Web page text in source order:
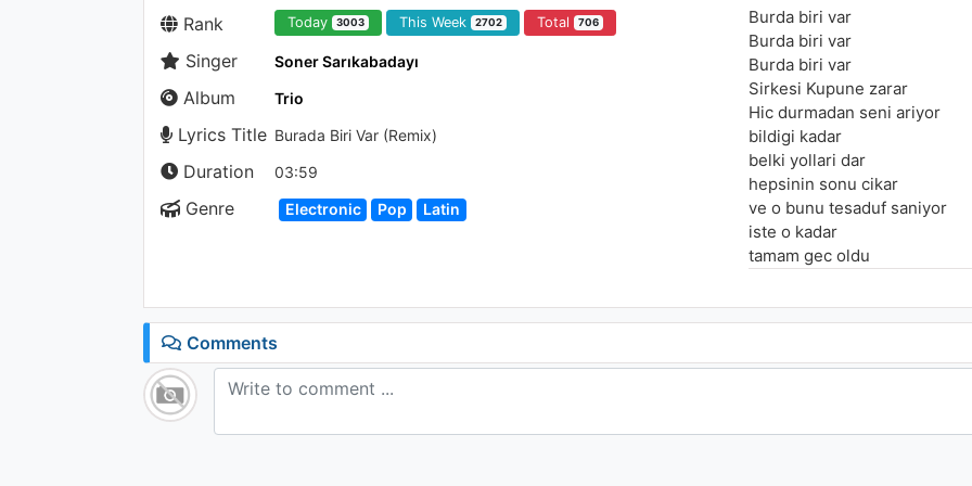
Rank Today 3003 This Week 2702 Total 706
Singer Soner Sarıkabadayı
Album Trio
Lyrics Title Burada Biri Var (Remix)
Duration 03:59
Genre Electronic Pop Latin
Burda biri var
Burda biri var
Burda biri var
Sirkesi Kupune zarar
Hic durmadan seni ariyor
bildigi kadar
belki yollari dar
hepsinin sonu cikar
ve o bunu tesaduf saniyor
iste o kadar
tamam gec oldu
ama seviyorsa bunu da
tamam gec oldu
ama seviyorsa bunu da
Comments